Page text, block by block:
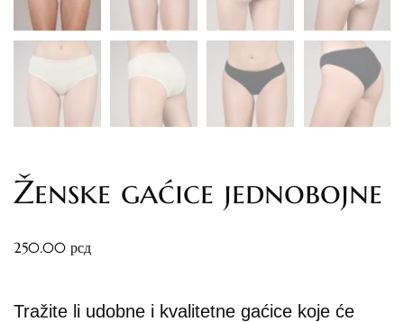
Ženske gaćice jednobojne
250.00 рсд
Tražite li udobne i kvalitetne gaćice koje će